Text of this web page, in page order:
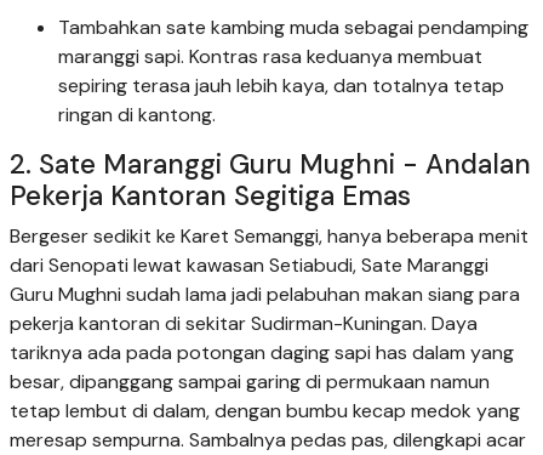
Tambahkan sate kambing muda sebagai pendamping
maranggi sapi. Kontras rasa keduanya membuat
sepiring terasa jauh lebih kaya, dan totalnya tetap
ringan di kantong.
2. Sate Maranggi Guru Mughni - Andalan
Pekerja Kantoran Segitiga Emas
Bergeser sedikit ke Karet Semanggi, hanya beberapa menit
dari Senopati lewat kawasan Setiabudi, Sate Maranggi
Guru Mughni sudah lama jadi pelabuhan makan siang para
pekerja kantoran di sekitar Sudirman-Kuningan. Daya
tariknya ada pada potongan daging sapi has dalam yang
besar, dipanggang sampai garing di permukaan namun
tetap lembut di dalam, dengan bumbu kecap medok yang
meresap sempurna. Sambalnya pedas pas, dilengkapi acar